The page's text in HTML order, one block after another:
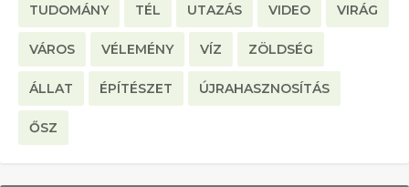
TUDOMÁNY TÉL UTAZÁS VIDEO VIRÁG
VÁROS VÉLEMÉNY VÍZ ZÖLDSÉG
ÁLLAT ÉPÍTÉSZET ÚJRAHASZNOSÍTÁS
ŐSZ